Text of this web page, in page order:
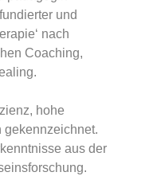
und
nach
Coaching,
hohe
gekennzeichnet.
aus der